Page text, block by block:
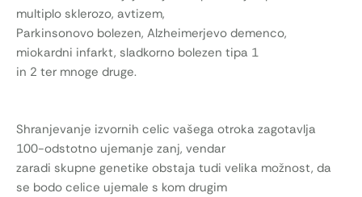
multiplo sklerozo, avtizem,
Parkinsonovo bolezen, Alzheimerjevo demenco,
miokardni infarkt, sladkorno bolezen tipa 1
in 2 ter mnoge druge.
Shranjevanje izvornih celic vašega otroka zagotavlja
100-odstotno ujemanje zanj, vendar
zaradi skupne genetike obstaja tudi velika možnost, da
se bodo celice ujemale s kom drugim